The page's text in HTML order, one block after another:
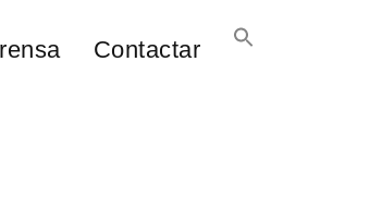
Contactar